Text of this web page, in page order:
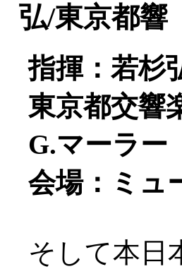
弘/東京都響
指揮：若杉
東京都交響
G.マーラ
会場：ミュ
そして本日